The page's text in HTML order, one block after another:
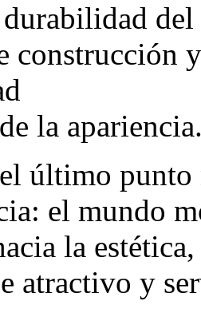
construcción
la
último punto
el mundo
la
atractivo y